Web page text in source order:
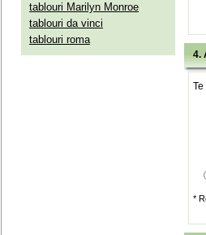
tablouri Marilyn Monroe
tablouri da vinci
tablouri roma
4.
*